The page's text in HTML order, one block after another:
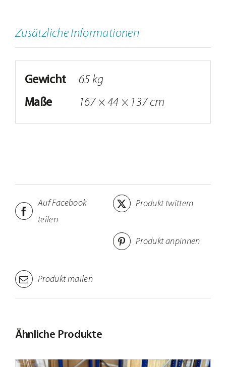
Zusätzliche Informationen
Gewicht
65 kg
Maße
167 × 44 × 137 cm
Auf Facebook
teilen
Produkt twittern
Produkt anpinnen
Produkt mailen
Ähnliche Produkte